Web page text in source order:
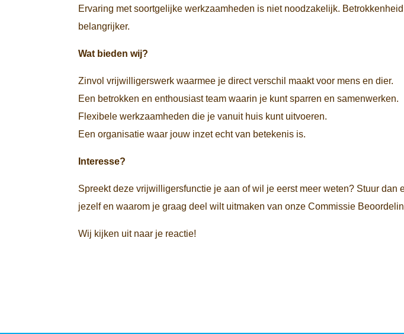
Ervaring met soortgelijke werkzaamheden is niet noodzakelijk.
belangrijker.
Wat bieden wij?
Zinvol vrijwilligerswerk waarmee je direct verschil maakt voor mens en dier.
Een betrokken en enthousiast team waarin je kunt sparren en samenwerken.
Flexibele werkzaamheden die je vanuit huis kunt uitvoeren.
Een organisatie waar jouw inzet echt van betekenis is.
Interesse?
Spreekt deze vrijwilligersfunctie je aan of wil je eerst meer weten? Stuur
jezelf en waarom je graag deel wilt uitmaken van onze Commissie
Wij kijken uit naar je reactie!